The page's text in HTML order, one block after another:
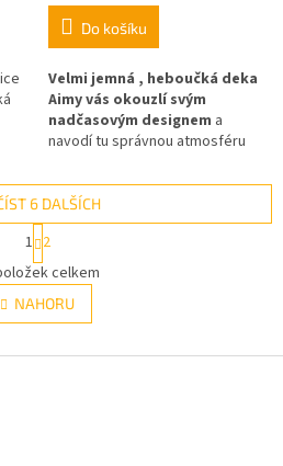
Do košíku
Velmi jemná , heboučká deka
Aimy vás okouzlí svým
nadčasovým designem a
navodí tu správnou atmosféru
O
v
l
á
6 DALŠÍCH
S
t
r
á
n
k
v
1 2
celkem
NAHORU